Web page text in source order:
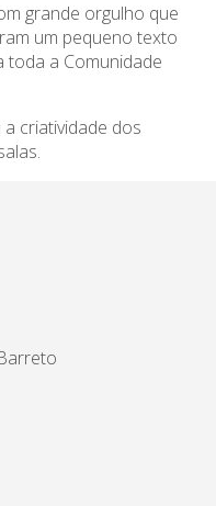
grande orgulho que
um pequeno texto
toda a Comunidade
criatividade dos